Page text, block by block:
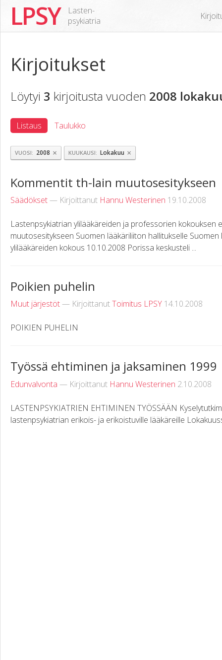
LPSY
Lasten-
psykiatria
Kirjoitukset
Löytyi 3 kirjoitusta vuoden 2008
Listaus Taulukko
VUOSI 2008 × KUUKAUSI Lokakuu ×
Kommentit th-lain muutosesitykseen
Säädökset— Kirjoittanut Hannu Westerinen 19.10.2008
Lastenpsykiatrian ylilääkäreiden ja professorien kokouksen
muutosesitykseen Suomen lääkäriliiton hallitukselle
ylilääkäreiden kokous 10.10.2008 Porissa keskusteli ...
Poikien puhelin
Muut järjestöt— KirjoittanutToimitus LPSY 14.10.2008
POIKIEN PUHELIN
Työssä ehtiminen ja jaksaminen 1999
Edunvalvonta — Kirjoittanut Hannu Westerinen 2.10.2008
LASTENPSYKIATRIEN EHTIMINEN TYÖSSÄÄN
lastenpsykiatrian erikois- ja erikoistuville lääkäreille